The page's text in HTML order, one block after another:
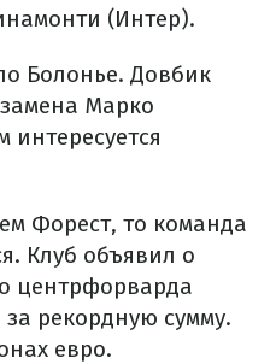
(Интер).
Болонье. Довбик
Марко
интересуется
Форест, то команда
Клуб объявил о
центрфорварда
рекордную сумму.
евро.